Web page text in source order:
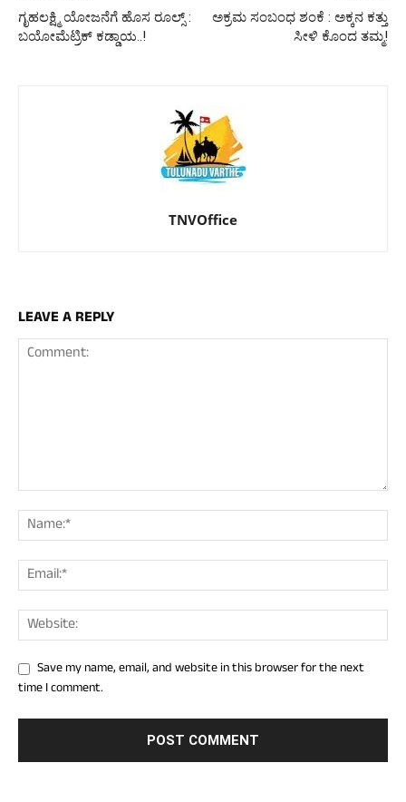
ಗೃಹಲಕ್ಷ್ಮಿ ಯೋಜನೆಗೆ ಹೊಸ ರೂಲ್ಸ್‌ :
ಬಯೋಮೆಟ್ರಿಕ್‌ ಕಡ್ಡಾಯ..!
ಅಕ್ರಮ ಸಂಬಂಧ ಶಂಕೆ : ಅಕ್ಕನ ಕತ್ತು
ಸೀಳಿ ಕೊಂದ ತಮ್ಮ!
TNVOffice
LEAVE A REPLY
Save my name, email, and website in this browser for the next
time I comment.